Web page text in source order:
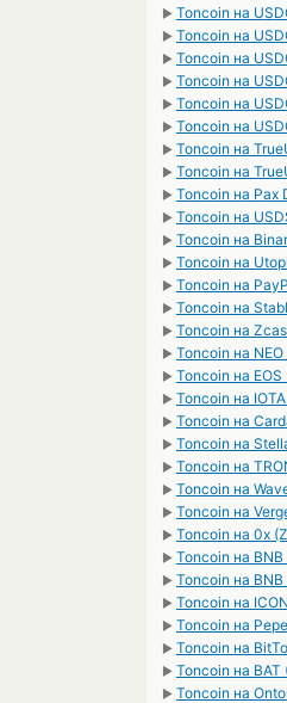
► Toncoin на
► Toncoin на
► Toncoin на
► Toncoin на
► Toncoin на
► Toncoin на
► Toncoin на
► Toncoin на
► Toncoin на Pax
► Toncoin на
► Toncoin на
► Toncoin на
► Toncoin на
► Toncoin на
► Toncoin на
► Toncoin на NEO
► Toncoin на EOS
► Toncoin на
► Toncoin на
► Toncoin на
► Toncoin на
► Toncoin на
► Toncoin на
► Toncoin на 0x
► Toncoin на BNB
► Toncoin на BNB
► Toncoin на
► Toncoin на
► Toncoin на
► Toncoin на BAT
► Toncoin на